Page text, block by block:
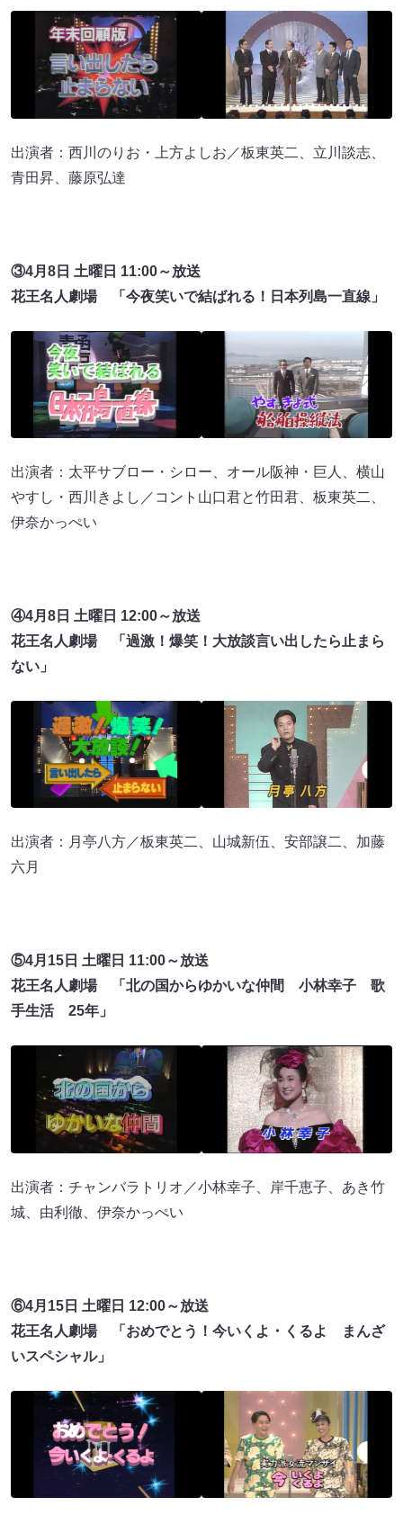
出演者：西川のりお・上方よしお／板東英二、立川談志、
青田昇、藤原弘達
③4月8日 土曜日 11:00～放送
花王名人劇場 「今夜笑いで結ばれる！日本列島一直線」
出演者：太平サブロー・シロー、オール阪神・巨人、横山
やすし・西川きよし／コント山口君と竹田君、板東英二、
伊奈かっぺい
④4月8日 土曜日 12:00～放送
花王名人劇場 「過激！爆笑！大放談言い出したら止まら
ない」
出演者：月亭八方／板東英二、山城新伍、安部譲二、加藤
六月
⑤4月15日 土曜日 11:00～放送
花王名人劇場 「北の国からゆかいな仲間 小林幸子 歌
手生活 25年」
出演者：チャンバラトリオ／小林幸子、岸千恵子、あき竹
城、由利徹、伊奈かっぺい
⑥4月15日 土曜日 12:00～放送
花王名人劇場 「おめでとう！今いくよ・くるよ まんざ
いスペシャル」